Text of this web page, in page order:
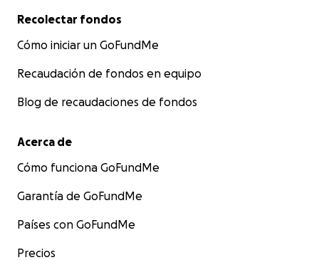
Recolectar fondos
Cómo iniciar un GoFundMe
Recaudación de fondos en equipo
Blog de recaudaciones de fondos
Acerca de
Cómo funciona GoFundMe
Garantía de GoFundMe
Países con GoFundMe
Precios